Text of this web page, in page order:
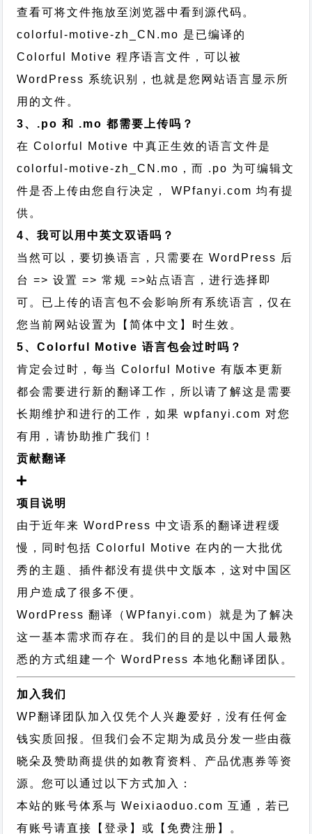
查看可将文件拖放至浏览器中看到源代码。
colorful-motive-zh_CN.mo 是已编译的
Colorful Motive 程序语言文件，可以被
WordPress 系统识别，也就是您网站语言显示所
用的文件。
3、.po 和 .mo 都需要上传吗？
在 Colorful Motive 中真正生效的语言文件是
colorful-motive-zh_CN.mo，而 .po 为可编辑文
件是否上传由您自行决定， WPfanyi.com 均有提
供。
4、我可以用中英文双语吗？
当然可以，要切换语言，只需要在 WordPress 后
台 => 设置 => 常规 =>站点语言，进行选择即
可。已上传的语言包不会影响所有系统语言，仅在
您当前网站设置为【简体中文】时生效。
5、Colorful Motive 语言包会过时吗？
肯定会过时，每当 Colorful Motive 有版本更新
都会需要进行新的翻译工作，所以请了解这是需要
长期维护和进行的工作，如果 wpfanyi.com 对您
有用，请协助推广我们！
贡献翻译
项目说明
由于近年来 WordPress 中文语系的翻译进程缓
慢，同时包括 Colorful Motive 在内的一大批优
秀的主题、插件都没有提供中文版本，这对中国区
用户造成了很多不便。
WordPress 翻译（WPfanyi.com） 就是为了解决
这一基本需求而存在。我们的目的是以中国人最熟
悉的方式组建一个 WordPress 本地化翻译团队。
加入我们
WP翻译团队加入仅凭个人兴趣爱好，没有任何金
钱实质回报。但我们会不定期为成员分发一些由薇
晓朵及赞助商提供的如教育资料、产品优惠券等资
源。您可以通过以下方式加入：
本站的账号体系与Weixiaoduo.com 互通，若已
有账号请直接【登录】或【免费注册】。